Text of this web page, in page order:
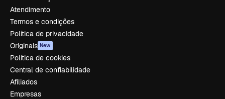
Atendimento
Termos e condições
Política de privacidade
Originais New
Política de cookies
Central de confiabilidade
Afiliados
Empresas